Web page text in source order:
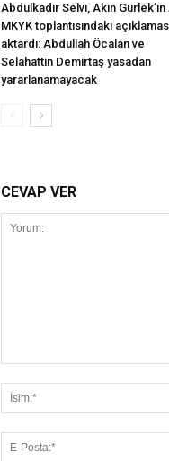
Abdulkadir Selvi, Akın Gürlek’in
MKYK toplantısındaki
aktardı: Abdullah Öcalan ve
Selahattin Demirtaş yasadan
yararlanamayacak
CEVAP VER